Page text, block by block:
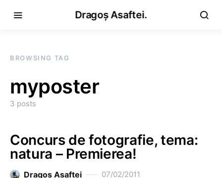
Dragoș Asaftei.
BROWSING TAG
myposter
3 posts
Concurs de fotografie, tema:
natura – Premierea!
Dragoş Asaftei 07/02/2011